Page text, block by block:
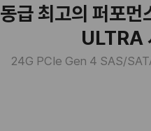
동급 최고의 퍼포
ULTRA
24G PCIe Gen 4 SAS/